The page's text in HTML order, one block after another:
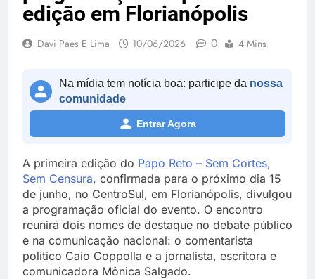
edição em Florianópolis
Davi Paes E Lima 10/06/2026 0 4 Mins
Na mídia tem notícia boa: participe da nossa
comunidade
Entrar Agora
A primeira edição do Papo Reto – Sem Cortes,
Sem Censura, confirmada para o próximo dia 15
de junho, no CentroSul, em Florianópolis, divulgou
a programação oficial do evento. O encontro
reunirá dois nomes de destaque no debate público
e na comunicação nacional: o comentarista
político Caio Coppolla e a jornalista, escritora e
comunicadora Mônica Salgado.